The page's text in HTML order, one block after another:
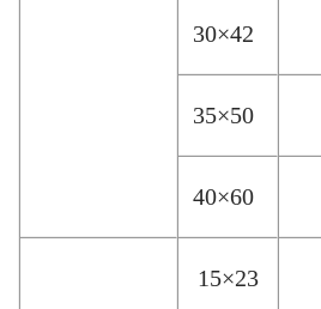
30×42
35×50
40×60
15×23